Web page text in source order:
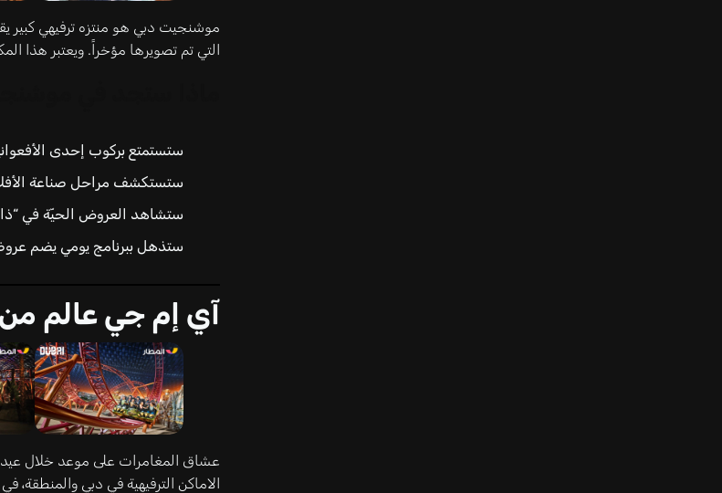
موشنجيت دبي هو منتزه ترفيهي كبير
التي تم تصويرها مؤخراً. ويعتبر هذا
ستستمتع بركوب إحدى
ستستكشف مراحل صناعة
ستشاهد العروض الحيّة في “ذا
ستذهل ببرنامج يومي يضم
آي إم جي عالم
عشاق المغامرات على موعد خلال عيد
الاماكن الترفيهية في دبي والمنطقة، في مساحة